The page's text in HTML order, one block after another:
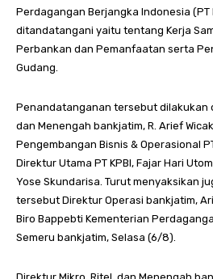
Perdagangan Berjangka Indonesia (PT
ditandatangani yaitu tentang Kerja
Perbankan dan Pemanfaatan serta
Gudang.
Penandatanganan tersebut dilakukan
dan Menengah bankjatim, R. Arief
Pengembangan Bisnis & Operasional
Direktur Utama PT KPBI, Fajar Hari
Yose Skundarisa. Turut menyaksikan
tersebut Direktur Operasi bankjatim,
Biro Bappebti Kementerian
Semeru bankjatim, Selasa (6/8).